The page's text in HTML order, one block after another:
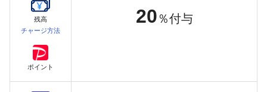
残高
チャージ方法
ポイント
20 ％付与